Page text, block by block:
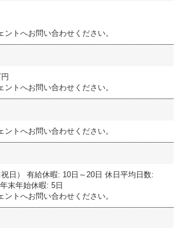
トへお問い合わせください。
トへお問い合わせください。
トへお問い合わせください。
日） 有給休暇: 10日～20日 休日平均日数:
末年始休暇: 5日
トへお問い合わせください。